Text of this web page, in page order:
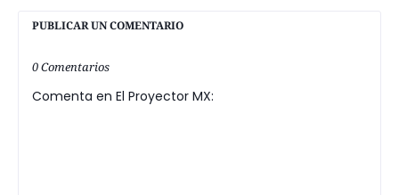
PUBLICAR UN COMENTARIO
0 Comentarios
Comenta en El Proyector MX: